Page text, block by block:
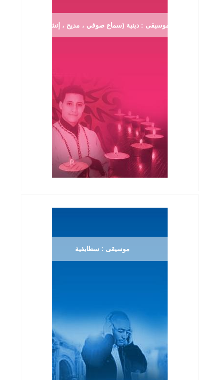
موسيقى : دينية (سماع صوفي ، مديح ، إنشاد ...)
موسيقى : سطايفية